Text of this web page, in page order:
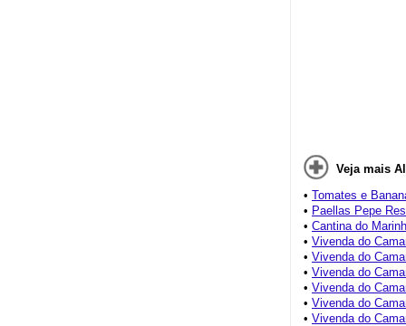
Veja mais
• Tomates e
• Paellas Pepe
• Cantina do
• Vivenda do
• Vivenda do
• Vivenda do
• Vivenda do
• Vivenda do
• Vivenda do